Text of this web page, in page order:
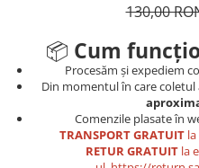
130,00
📦 Cum
Procesăm și expediem
Din momentul în care coletul
Comenzile plasate în
TRANSPORT GRATUITla
RETUR GRATUIT la